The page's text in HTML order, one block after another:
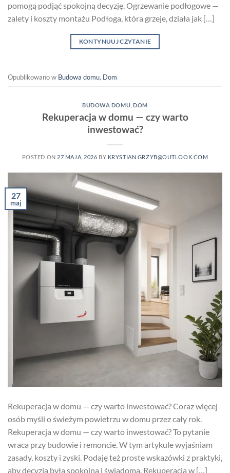
pomogą podjąć spokojną decyzję. Ogrzewanie podłogowe —
zalety i koszty montażu Podłoga, która grzeje, działa jak […]
KONTYNUUJ CZYTANIE
Opublikowano w Budowa domu, Dom
BUDOWA DOMU ,DOM
Rekuperacja w domu — czy warto
inwestować?
POSTED ON 27 MAJA, 2026 BY KRYSTIAN.GRZYB@OUTLOOK.COM
27
maj
Rekuperacja w domu — czy warto inwestować? Coraz więcej
osób myśli o świeżym powietrzu w domu przez cały rok.
Rekuperacja w domu — czy warto inwestować? To pytanie
wraca przy budowie i remoncie. W tym artykule wyjaśniam
zasady, koszty i zyski. Podaję też proste wskazówki z praktyki,
aby decyzja była spokojna i świadoma. Rekuperacja w […]